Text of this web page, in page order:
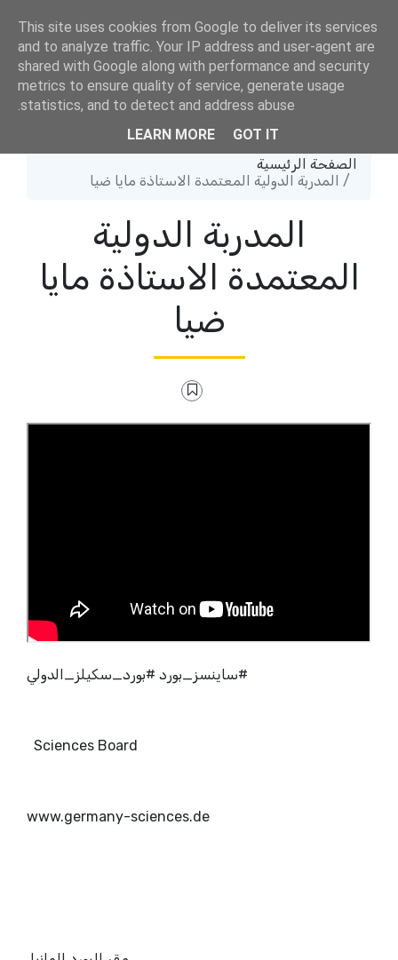
مجموعة تلجرام
الصفحة الرئيسية
المدربة الدولية المعتمدة الاستاذة مايا ضيا
المدربة الدولية
المعتمدة الاستاذة مايا
ضيا
#ساينسز_بورد #بورد_سكيلز_الدولي
This site uses cookies from Google to deliver its services
and to analyze traffic. Your IP address and user-agent are
shared with Google along with performance and security
metrics to ensure quality of service, generate usage
statistics, and to detect and address abuse.
LEARN MORE
GOT IT